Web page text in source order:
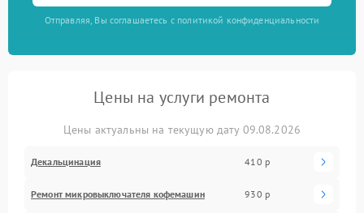
Отправляя, Вы соглашаетесь с политикой конфиденциальности
Цены на услуги ремонта
Цены актуальны на текущую дату 09.08.2026
Декальцинация 410 р
Ремонт микровыключателя кофемашин 930 р